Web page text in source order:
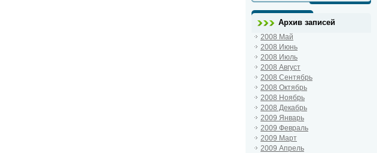
Архив записей
2008 Май
2008 Июнь
2008 Июль
2008 Август
2008 Сентябрь
2008 Октябрь
2008 Ноябрь
2008 Декабрь
2009 Январь
2009 Февраль
2009 Март
2009 Апрель